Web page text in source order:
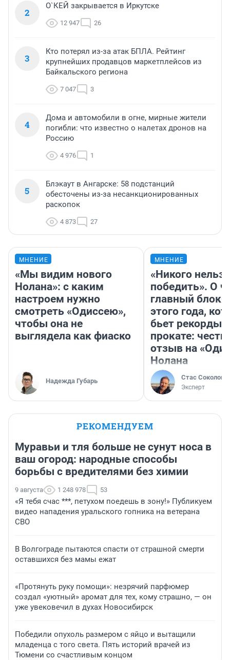
2
О`КЕЙ закрывается в Иркутске
12 947 26
3
Кто потерял из-за атак БПЛА. Рейтинг
крупнейших продавцов маркетплейсов из
Байкальского региона
7 047 3
4
Дома и автомобили в огне, мирные жители
погибли: что известно о налетах дронов на
Россию
4 976 1
5
Блэкаут в Ангарске: 58 подстанций
обесточены из-за несанкционированных
раскопок
4 873 27
МНЕНИЕ
«Мы видим нового
Нолана»: с каким
настроем нужно
смотреть «Одиссею»,
чтобы она не
выглядела как фиаско
Надежда Губарь
МНЕНИЕ
«Никого нельзя
победить». О
главный
этого года,
бьет рекорды в
прокате:
отзыв на
Нолана
Стас Соколов
Эксперт
РЕКОМЕНДУЕМ
Муравьи и тля больше не сунут носа в
ваш огород: народные способы
борьбы с вредителями без химии
9 августа 1 248 978 53
«Я тебя счас ***, петухом поедешь в зону!» Публикуем
видео нападения уральского гопника на ветерана
СВО
В Волгограде пытаются спасти от страшной смерти
оставшихся без мамы ежат
«Протянуть руку помощи»: незрячий парфюмер
создал «уютный» аромат для тех, кому страшно, — он
уже увековечил в духах Новосибирск
Победили опухоль размером с яйцо и вытащили
младенца с того света. Пять историй врачей из
Тюмени со счастливым концом